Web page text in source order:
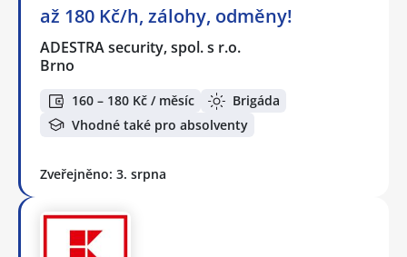
až 180 Kč/h, zálohy, odměny!
ADESTRA security, spol. s r.o.
Brno
160 – 180 Kč / měsíc
Brigáda
Vhodné také pro absolventy
Zveřejněno: 3. srpna